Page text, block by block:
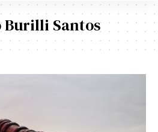
Burilli Santos